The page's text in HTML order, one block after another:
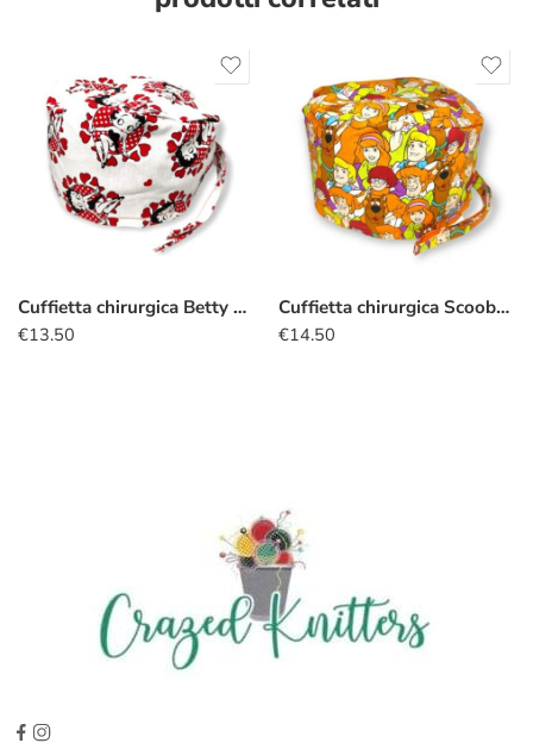
Cuffietta chirurgica Betty Boop
€13.50
Cuffietta chirurgica Scooby-Doo gang
€14.50